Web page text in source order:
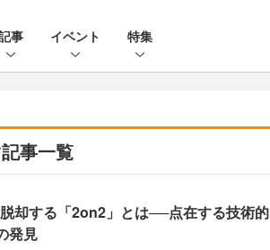
事 イベント 特集
事一覧
却する「2on2」とは──点在する技術的
発見